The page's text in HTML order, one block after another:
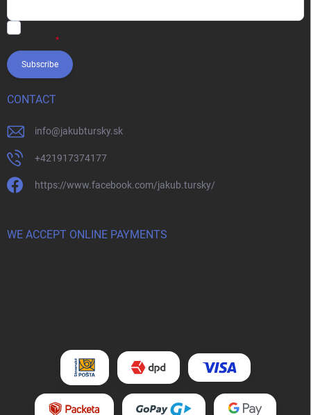
Subscribe
CONTACT
info@jakubtursky.sk
+421917374177
https://www.facebook.com/jakub.tursky/
WE ACCEPT ONLINE PAYMENTS